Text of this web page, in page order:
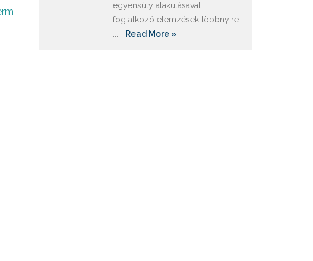
egyensúly alakulásával
foglalkozó elemzések többnyire
Read More »